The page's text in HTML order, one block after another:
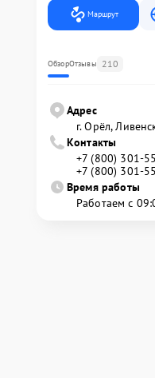
Маршрут
ОбзорОтзывы 210
Адрес
г. Орёл,
Контакты
+7 (800) 301-
+7 (800) 301-
Время работы
Работаем с